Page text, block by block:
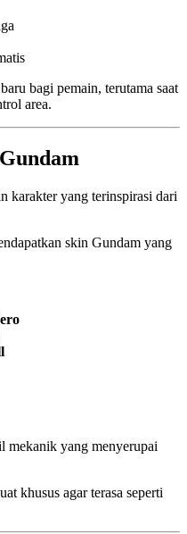
bagi pemain, terutama saat
area.
karakter yang terinspirasi dari
skin Gundam yang
mekanik yang menyerupai
khusus agar terasa seperti